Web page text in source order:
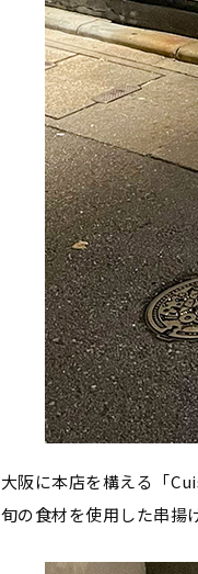
大阪に本店を構える「⁡
旬の食材を使用した串揚